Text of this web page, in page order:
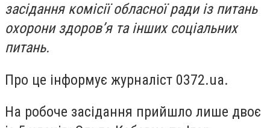
засідання комісії обласної ради із питань
охорони здоров’я та інших соціальних
питань.
Про це інформує журналіст 0372.ua.
На робоче засідання прийшло лише двоє